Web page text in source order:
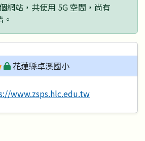
網站，共使用 5G 空間，尚有
花蓮縣卓溪國小
www.zsps.hlc.edu.tw